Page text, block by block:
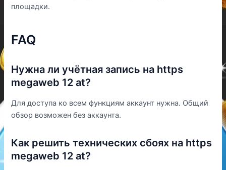
площадки.
FAQ
Нужна ли учётная запись на https
megaweb 12 at?
Для доступа ко всем функциям аккаунт нужна. Общий
обзор возможен без аккаунта.
Как решить технических сбоях на https
megaweb 12 at?